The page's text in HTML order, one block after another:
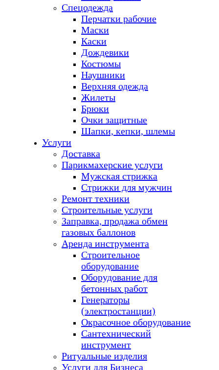
Спецодежда
Перчатки рабочие
Маски
Каски
Дождевики
Костюмы
Наушники
Верхняя одежда
Жилеты
Брюки
Очки защитные
Шапки, кепки, шлемы
Услуги
Доставка
Парикмахерские услуги
Мужская стрижка
Стрижки для мужчин
Ремонт техники
Строительные услуги
Заправка, продажа обмен
газовых баллонов
Аренда инструмента
Строительное
оборудование
Оборудование для
бетонных работ
Генераторы
(электростанции)
Окрасочное оборудование
Сантехнический
инструмент
Ритуальные изделия
Услуги для Бизнеса